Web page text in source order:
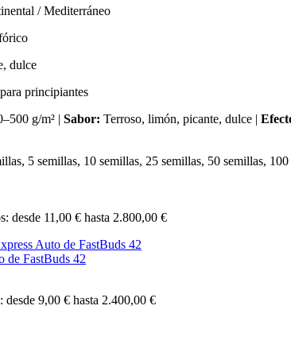
/ Mediterráneo
dulce
principiantes
g/m² | Sabor: Terroso, limón, picante, dulce |
5 semillas, 10 semillas, 25 semillas, 50 semillas,
desde 11,00 € hasta 2.800,00 €
desde 9,00 € hasta 2.400,00 €